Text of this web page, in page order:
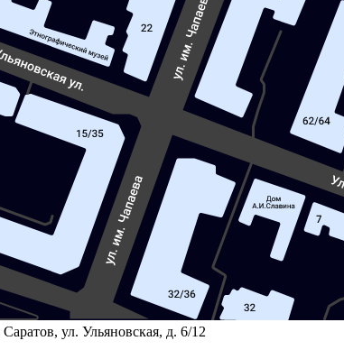
ул. Ульяновская, д. 6/12